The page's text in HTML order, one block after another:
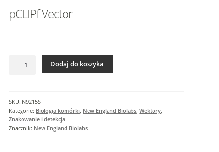
pCLIPf Vector
pCLIPf
Dodaj do koszyka
SKU: N9215S
Kategorie: Biologia komórki New England Biolabs ,Wektory
Znakowanie i detekcja
Znacznik: New England Biolabs